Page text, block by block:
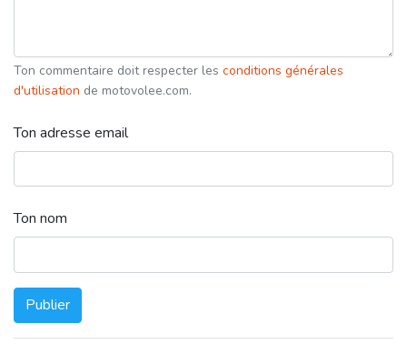
Ton commentaire doit respecter les conditions générales
d'utilisation de motovolee.com.
Ton adresse email
Ton nom
Publier